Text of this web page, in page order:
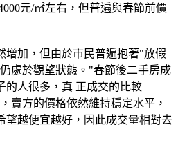
元/㎡左右，但普遍與春節前價
加，但由於市民普遍抱著"放假
處於觀望狀態。"春節後二手房成
的人很多，真 正成交的比較
賣方的價格依然維持穩定水平，
望越便宜越好，因此成交量相對去